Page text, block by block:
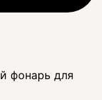
фонарь для